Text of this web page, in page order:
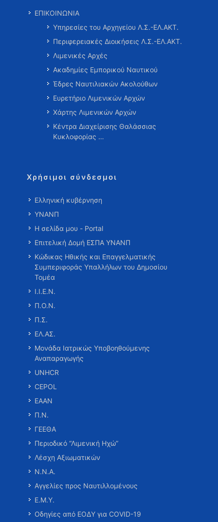
ΕΠΙΚΟΙΝΩΝΙΑ
Υπηρεσίες του Αρχηγείου Λ.Σ.-ΕΛ.ΑΚΤ.
Περιφερειακές Διοικήσεις Λ.Σ.-ΕΛ.ΑΚΤ.
Λιμενικές Αρχές
Ακαδημίες Εμπορικού Ναυτικού
Έδρες Ναυτιλιακών Ακολούθων
Ευρετήριο Λιμενικών Αρχών
Χάρτης Λιμενικών Αρχών
Κέντρα Διαχείρισης Θαλάσσιας
Κυκλοφορίας …
Χρήσιμοι σύνδεσμοι
Ελληνική κυβέρνηση
ΥΝΑΝΠ
Η σελίδα μου - Portal
Επιτελική Δομή ΕΣΠΑ ΥΝΑΝΠ
Κώδικας Ηθικής και Επαγγελματικής
Συμπεριφοράς Υπαλλήλων του Δημοσίου
Τομέα
Ι.Ι.Ε.Ν.
Π.Ο.Ν.
Π.Σ.
ΕΛ.ΑΣ.
Μονάδα Ιατρικώς Υποβοηθούμενης
Αναπαραγωγής
UNHCR
CEPOL
ΕΑΑΝ
Π.Ν.
ΓΕΕΘΑ
Περιοδικό “Λιμενική Ηχώ”
Λέσχη Αξιωματικών
Ν.Ν.Α.
Αγγελίες προς Ναυτιλλομένους
Ε.Μ.Υ.
Οδηγίες από ΕΟΔΥ για COVID-19